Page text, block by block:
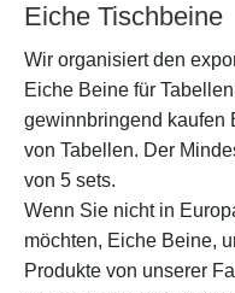
Eiche Tischbeine
Wir organisiert den
Eiche Beine für
gewinnbringend kaufen
von Tabellen. Der
von 5 sets.
Wenn Sie nicht in
möchten, Eiche Beine,
Produkte von unserer